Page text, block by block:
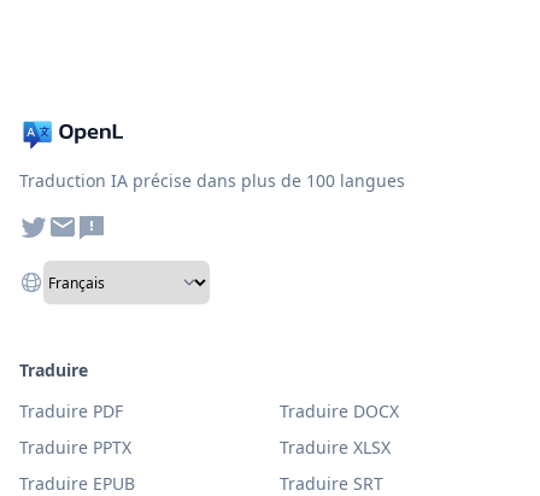
Traduction IA précise dans plus de 100 langues
Traduire
Traduire PDF
Traduire DOCX
Traduire PPTX
Traduire XLSX
Traduire EPUB
Traduire SRT